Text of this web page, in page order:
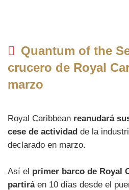
Quantum of the
crucero de Royal
marzo
Royal Caribbean reanudará
cese de actividad de la
declarado en marzo.
Así el primer barco de Royal
partiráen 10 días desde el